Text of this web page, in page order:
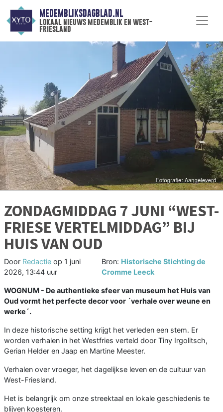
MEDEMBLIKSDAGBLAD.NL
lokaal nieuws medemblik en west-
friesland
ZONDAGMIDDAG 7 JUNI “WEST-
FRIESE VERTELMIDDAG” BIJ
HUIS VAN OUD
Door Redactie op 1 juni
2026, 13:44 uur
Bron: Historische Stichting de
Cromme Leeck
WOGNUM - De authentieke sfeer van museum het Huis van
Oud vormt het perfecte decor voor ´verhale over weune en
werke´.
In deze historische setting krijgt het verleden een stem. Er
worden verhalen in het Westfries verteld door Tiny Irgolitsch,
Gerian Helder en Jaap en Martine Meester.
Verhalen over vroeger, het dagelijkse leven en de cultuur van
West-Friesland.
Het is belangrijk om onze streektaal en lokale geschiedenis te
blijven koesteren.